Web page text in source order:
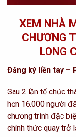
XEM NHÀ
CHƯƠNG
LONG
Đăng ký liền tay –
Sau 2 lần tổ chức
hơn 16.000 người
chương trình đặc
chính thức quay trở